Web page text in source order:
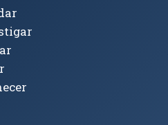
Principais